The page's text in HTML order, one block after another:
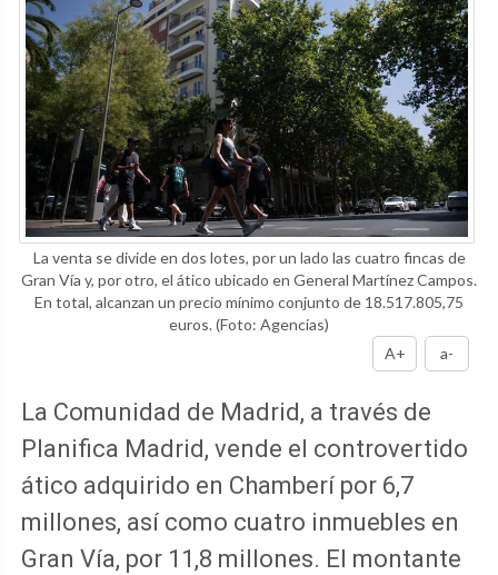
La venta se divide en dos lotes, por un lado las cuatro fincas de
Gran Vía y, por otro, el ático ubicado en General Martínez Campos.
En total, alcanzan un precio mínimo conjunto de 18.517.805,75
euros.(Foto: Agencias)
A+
a-
La Comunidad de Madrid, a través de
Planifica Madrid, vende el controvertido
ático adquirido en Chamberí por 6,7
millones, así como cuatro inmuebles en
Gran Vía, por 11,8 millones. El montante